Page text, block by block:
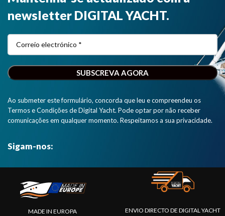
analisador de
rede NMEA
mostra o
estado e
condição da
sua rede
NMEA 2000
web clara e
simples".
tablets, iPads
e PCs".
newsletter DIGITAL YACHT.
Ao submeter este formulário, concorda que leu e compreendeu os
Termos e Condições de Digital Yacht. Pode optar por não receber
comunicações em qualquer momento. Respeitamos a sua privacidade.
Sigam-nos:
MADE IN EUROPA ENVIO DIRECTO DE DIGITAL YACHT